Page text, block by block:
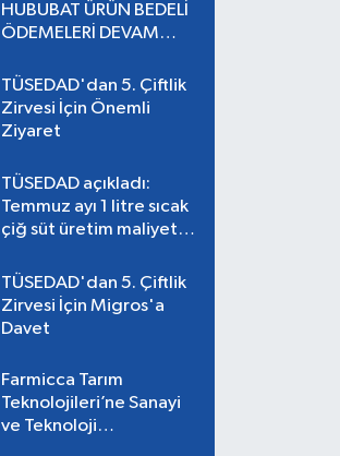
HUBUBAT ÜRÜN BEDELİ
ÖDEMELERİ DEVAM
TÜSEDAD'dan 5. Çiftlik
Zirvesi İçin Önemli
Ziyaret
TÜSEDAD açıkladı:
Temmuz ayı 1 litre sıcak
çiğ süt üretim maliyeti
TÜSEDAD'dan 5. Çiftlik
Zirvesi İçin Migros'a
Davet
Farmicca Tarım
Teknolojileri’ne Sanayi
ve Teknoloji